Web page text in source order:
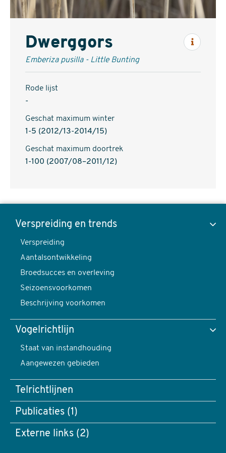
Dwerggors
Emberiza pusilla - Little Bunting
Rode lijst
-
Geschat maximum winter
1-5 (2012/13-2014/15)
Geschat maximum doortrek
1-100 (2007/08–2011/12)
Emberiza
pusilla
foto:
Diek
content
navigatie
Verspreiding en trends
Verspreiding
Aantalsontwikkeling
Broedsucces en overleving
Seizoensvoorkomen
Beschrijving voorkomen
Vogelrichtlijn
Staat van instandhouding
Aangewezen gebieden
Telrichtlijnen
Publicaties (1)
Externe links (2)
Toon data van
Verspreiding en trends
Verspreiding